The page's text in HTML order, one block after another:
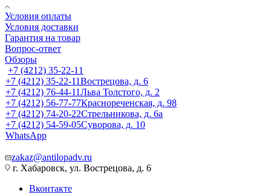
Условия оплаты
Условия доставки
Гарантия на товар
Вопрос-ответ
Обзоры
+7 (4212) 35-22-11
+7 (4212) 35-22-11Вострецова, д. 6
+7 (4212) 76-44-11Льва Толстого, д. 2
+7 (4212) 56-77-77Краснореченская, д. 98
+7 (4212) 74-20-22Стрельникова, д. 6а
+7 (4212) 54-59-05Суворова, д. 10
WhatsApp
zakaz@antilopadv.ru
г. Хабаровск, ул. Вострецова, д. 6
Вконтакте